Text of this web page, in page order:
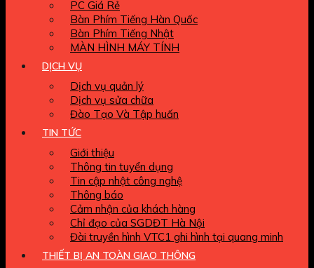
PC Giá Rẻ
Bàn Phím Tiếng Hàn Quốc
Bàn Phím Tiếng Nhật
MÀN HÌNH MÁY TÍNH
DỊCH VỤ
Dịch vụ quản lý
Dịch vụ sửa chữa
Đào Tạo Và Tập huấn
TIN TỨC
Giới thiệu
Thông tin tuyển dụng
Tin cập nhật công nghệ
Thông báo
Cảm nhận của khách hàng
Chỉ đạo của SGDĐT Hà Nội
Đài truyền hình VTC1 ghi hình tại quang minh
THIẾT BỊ AN TOÀN GIAO THÔNG